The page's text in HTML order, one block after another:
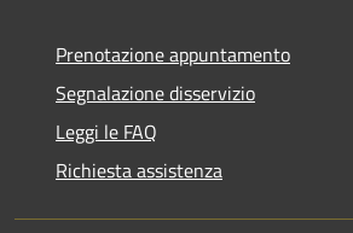
Prenotazione appuntamento
Segnalazione disservizio
Leggi le FAQ
Richiesta assistenza